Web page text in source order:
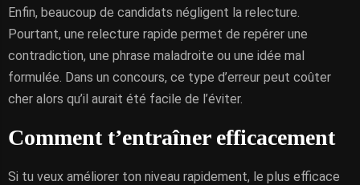
Enfin, beaucoup de candidats négligent la relecture.
Pourtant, une relecture rapide permet de repérer une
contradiction, une phrase maladroite ou une idée mal
formulée. Dans un concours, ce type d’erreur peut coûter
cher alors qu’il aurait été facile de l’éviter.
Comment t’entraîner efficacement
Si tu veux améliorer ton niveau rapidement, le plus efficace